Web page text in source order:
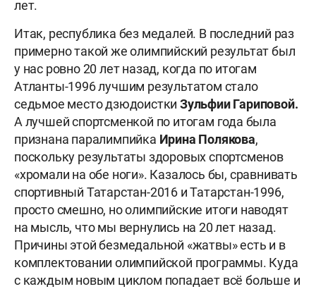
лет.
Итак, республика без медалей. В последний раз
примерно такой же олимпийский результат был
у нас ровно 20 лет назад, когда по итогам
Атланты-1996 лучшим результатом стало
седьмое место дзюдоистки Зульфии Гариповой.
А лучшей спортсменкой по итогам года была
признана паралимпийка Ирина Полякова,
поскольку результаты здоровых спортсменов
«хромали на обе ноги». Казалось бы, сравнивать
спортивный Татарстан-2016 и Татарстан-1996,
просто смешно, но олимпийские итоги наводят
на мысль, что мы вернулись на 20 лет назад.
Причины этой безмедальной «жатвы» есть и в
комплектовании олимпийской программы. Куда
с каждым новым циклом попадает всё больше и